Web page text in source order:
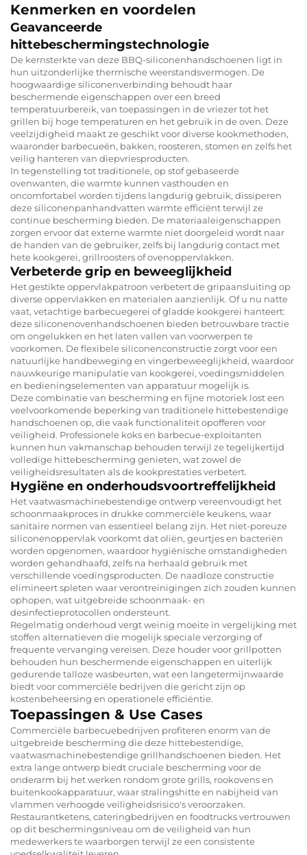
Kenmerken en voordelen
Geavanceerde
hittebeschermingstechnologie
De kernsterkte van deze BBQ-siliconenhandschoenen ligt in
hun uitzonderlijke thermische weerstandsvermogen. De
hoogwaardige siliconenverbinding behoudt haar
beschermende eigenschappen over een breed
temperatuurbereik, van toepassingen in de vriezer tot het
grillen bij hoge temperaturen en het gebruik in de oven. Deze
veelzijdigheid maakt ze geschikt voor diverse kookmethoden,
waaronder barbecueën, bakken, roosteren, stomen en zelfs het
veilig hanteren van diepvriesproducten.
In tegenstelling tot traditionele, op stof gebaseerde
ovenwanten, die warmte kunnen vasthouden en
oncomfortabel worden tijdens langdurig gebruik, dissiperen
deze siliconenpanhandvatten warmte efficiënt terwijl ze
continue bescherming bieden. De materiaaleigenschappen
zorgen ervoor dat externe warmte niet doorgeleid wordt naar
de handen van de gebruiker, zelfs bij langdurig contact met
hete kookgerei, grillroosters of ovenoppervlakken.
Verbeterde grip en beweeglijkheid
Het gestikte oppervlakpatroon verbetert de gripaansluiting op
diverse oppervlakken en materialen aanzienlijk. Of u nu natte
vaat, vetachtige barbecuegerei of gladde kookgerei hanteert:
deze siliconenovenhandschoenen bieden betrouwbare tractie
om ongelukken en het laten vallen van voorwerpen te
voorkomen. De flexibele siliconenconstructie zorgt voor een
natuurlijke handbeweging en vingerbeweeglijkheid, waardoor
nauwkeurige manipulatie van kookgerei, voedingsmiddelen
en bedieningselementen van apparatuur mogelijk is.
Deze combinatie van bescherming en fijne motoriek lost een
veelvoorkomende beperking van traditionele hittebestendige
handschoenen op, die vaak functionaliteit opofferen voor
veiligheid. Professionele koks en barbecue-exploitanten
kunnen hun vakmanschap behouden terwijl ze tegelijkertijd
volledige hittebescherming genieten, wat zowel de
veiligheidsresultaten als de kookprestaties verbetert.
Hygiëne en onderhoudsvoortreffelijkheid
Het vaatwasmachinebestendige ontwerp vereenvoudigt het
schoonmaakproces in drukke commerciële keukens, waar
sanitaire normen van essentieel belang zijn. Het niet-poreuze
siliconenoppervlak voorkomt dat oliën, geurtjes en bacteriën
worden opgenomen, waardoor hygiënische omstandigheden
worden gehandhaafd, zelfs na herhaald gebruik met
verschillende voedingsproducten. De naadloze constructie
elimineert spleten waar verontreinigingen zich zouden kunnen
ophopen, wat uitgebreide schoonmaak- en
desinfectieprotocollen ondersteunt.
Regelmatig onderhoud vergt weinig moeite in vergelijking met
stoffen alternatieven die mogelijk speciale verzorging of
frequente vervanging vereisen. Deze houder voor grillpotten
behouden hun beschermende eigenschappen en uiterlijk
gedurende talloze wasbeurten, wat een langetermijnwaarde
biedt voor commerciële bedrijven die gericht zijn op
kostenbeheersing en operationele efficiëntie.
Toepassingen & Use Cases
Commerciële barbecuebedrijven profiteren enorm van de
uitgebreide bescherming die deze hittebestendige,
vaatwasmachinebestendige grillhandschoenen bieden. Het
extra lange ontwerp biedt cruciale bescherming voor de
onderarm bij het werken rondom grote grills, rookovens en
buitenkookapparatuur, waar stralingshitte en nabijheid van
vlammen verhoogde veiligheidsrisico's veroorzaken.
Restaurantketens, cateringbedrijven en foodtrucks vertrouwen
op dit beschermingsniveau om de veiligheid van hun
medewerkers te waarborgen terwijl ze een consistente